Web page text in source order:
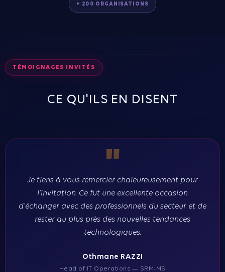
+ 200 ORGANISATIONS
TÉMOIGNAGES INVITÉS
CE QU'ILS EN DISENT
"
Je tiens à vous remercier chaleureusement pour
l'invitation. Ce fut une excellente occasion
d'échanger avec des professionnels du secteur et de
rester au plus près des nouvelles tendances
technologiques.
Othmane RAZZI
Head of IT Operations — SRM-MS